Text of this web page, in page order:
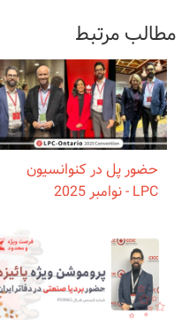
مطالب مرتبط
حضور پل در کنوانسیون
LPC - نوامبر 2025